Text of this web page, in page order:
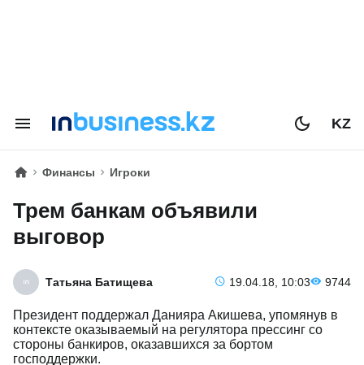
KZ
Финансы Игроки
Трем банкам объявили
выговор
Татьяна Батищева 19.04.18, 10:03 9744
Президент поддержал Данияра Акишева, упомянув в
контексте оказываемый на регулятора прессинг со
стороны банкиров, оказавшихся за бортом
господдержки.